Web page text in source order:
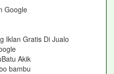
Google
Iklan Gratis Di Jualo
Akik
bambu